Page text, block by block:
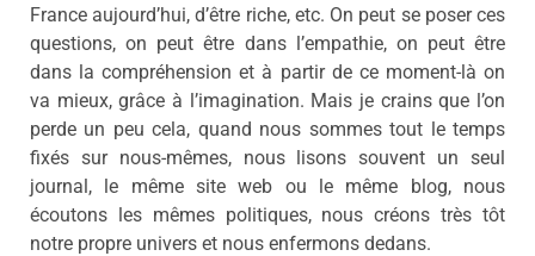
France aujourd’hui, d’être riche, etc. On peut se poser ces
questions, on peut être dans l’empathie, on peut être
dans la compréhension et à partir de ce moment-là on
va mieux, grâce à l’imagination. Mais je crains que l’on
perde un peu cela, quand nous sommes tout le temps
fixés sur nous-mêmes, nous lisons souvent un seul
journal, le même site web ou le même blog, nous
écoutons les mêmes politiques, nous créons très tôt
notre propre univers et nous enfermons dedans.